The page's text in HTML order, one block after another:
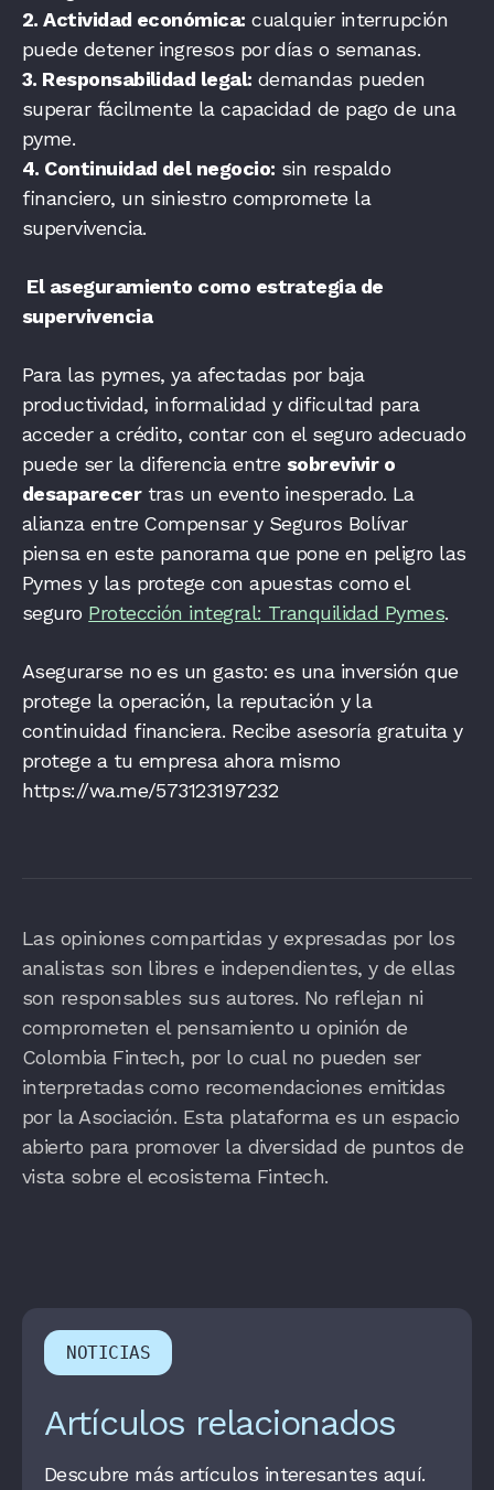
2. Actividad económica: cualquier interrupción
puede detener ingresos por días o semanas.
3. Responsabilidad legal: demandas pueden
superar fácilmente la capacidad de pago de una
pyme.
4. Continuidad del negocio: sin respaldo
financiero, un siniestro compromete la
supervivencia.
El aseguramiento como estrategia de
supervivencia
Para las pymes, ya afectadas por baja
productividad, informalidad y dificultad para
acceder a crédito, contar con el seguro adecuado
puede ser la diferencia entre sobrevivir o
desaparecertras un evento inesperado. La
alianza entre Compensar y Seguros Bolívar
piensa en este panorama que pone en peligro las
Pymes y las protege con apuestas como el
seguro Protección integral: Tranquilidad Pymes.
Asegurarse no es un gasto: es una inversión que
protege la operación, la reputación y la
continuidad financiera. Recibe asesoría gratuita y
protege a tu empresa ahora mismo
https://wa.me/573123197232
Las opiniones compartidas y expresadas por los
analistas son libres e independientes, y de ellas
son responsables sus autores. No reflejan ni
comprometen el pensamiento u opinión de
Colombia Fintech, por lo cual no pueden ser
interpretadas como recomendaciones emitidas
por la Asociación. Esta plataforma es un espacio
abierto para promover la diversidad de puntos de
vista sobre el ecosistema Fintech.
NOTICIAS
Artículos relacionados
Descubre más artículos interesantes aquí.